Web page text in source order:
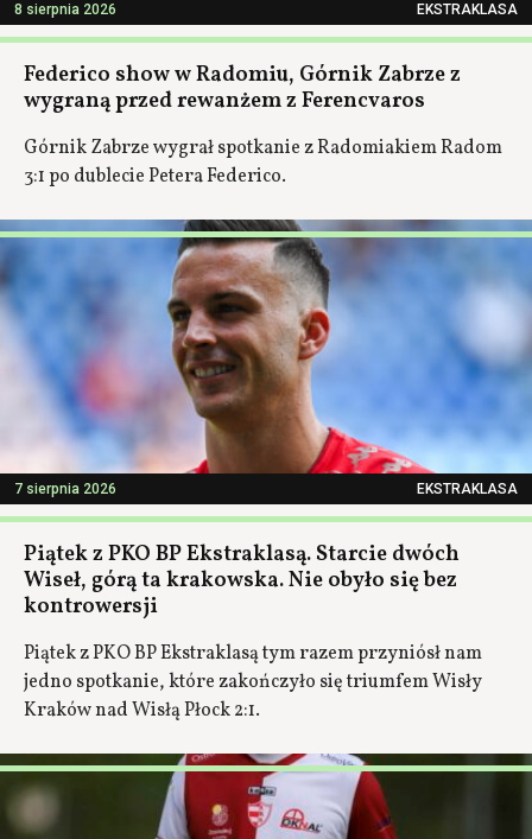
8 sierpnia 2026 EKSTRAKLASA
Federico show w Radomiu, Górnik Zabrze z
wygraną przed rewanżem z Ferencvaros
Górnik Zabrze wygrał spotkanie z Radomiakiem Radom
3:1 po dublecie Petera Federico.
7 sierpnia 2026 EKSTRAKLASA
Piątek z PKO BP Ekstraklasą. Starcie dwóch
Wiseł, górą ta krakowska. Nie obyło się bez
kontrowersji
Piątek z PKO BP Ekstraklasą tym razem przyniósł nam
jedno spotkanie, które zakończyło się triumfem Wisły
Kraków nad Wisłą Płock 2:1.